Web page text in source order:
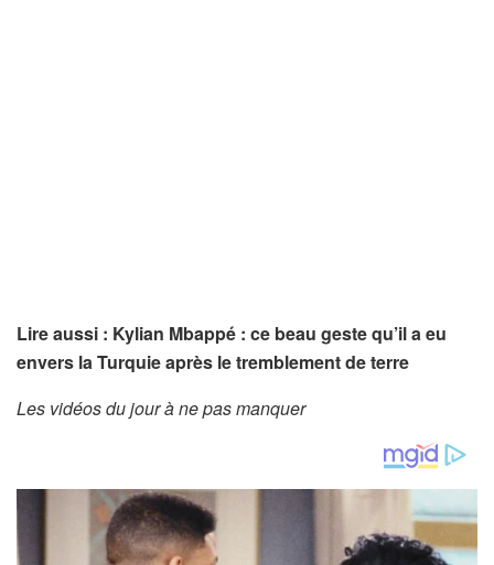
Lire aussi : Kylian Mbappé : ce beau geste qu’il a eu
envers la Turquie après le tremblement de terre
Les vidéos du jour à ne pas manquer